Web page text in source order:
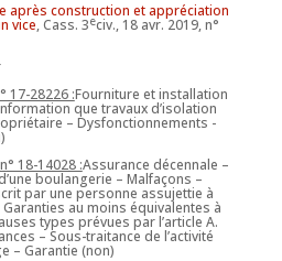
après construction et appréciation
vice, Cass. 3eciv., 18 avr. 2019, n°
17-28226 :Fourniture et installation
que travaux d’isolation
– Dysfonctionnements -
18-14028 :Assurance décennale –
boulangerie – Malfaçons –
par une personne assujettie à
au moins équivalentes à
types prévues par l’article A.
– Sous-traitance de l’activité
– Garantie (non)